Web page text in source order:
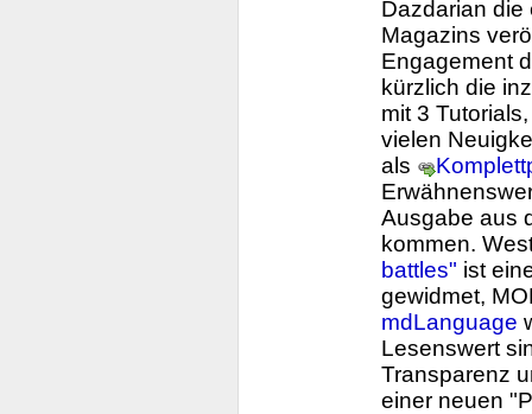
Dazdarian die
Magazins
Engagement
kürzlich die
mit 3
vielen
als
Ausgabe aus
kommen.
battles" ist
gewidmet,
mdLanguage
Lesenswert
Transparenz
einer neuen